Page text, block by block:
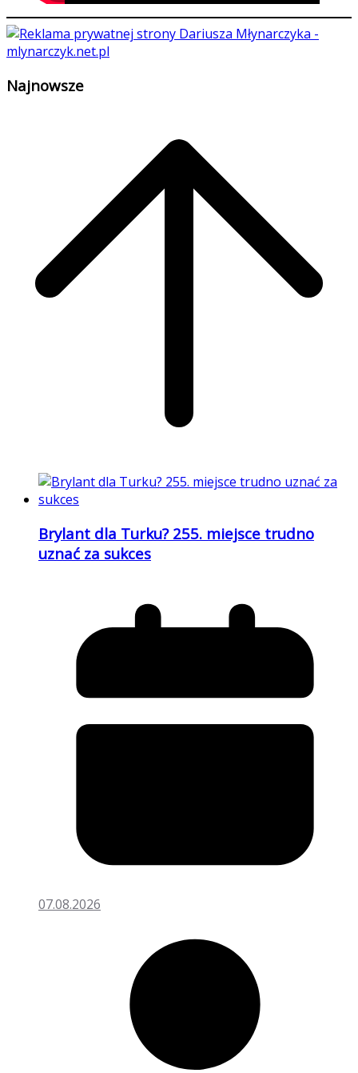
Najnowsze
Brylant dla Turku? 255. miejsce trudno
uznać za sukces
07.08.2026